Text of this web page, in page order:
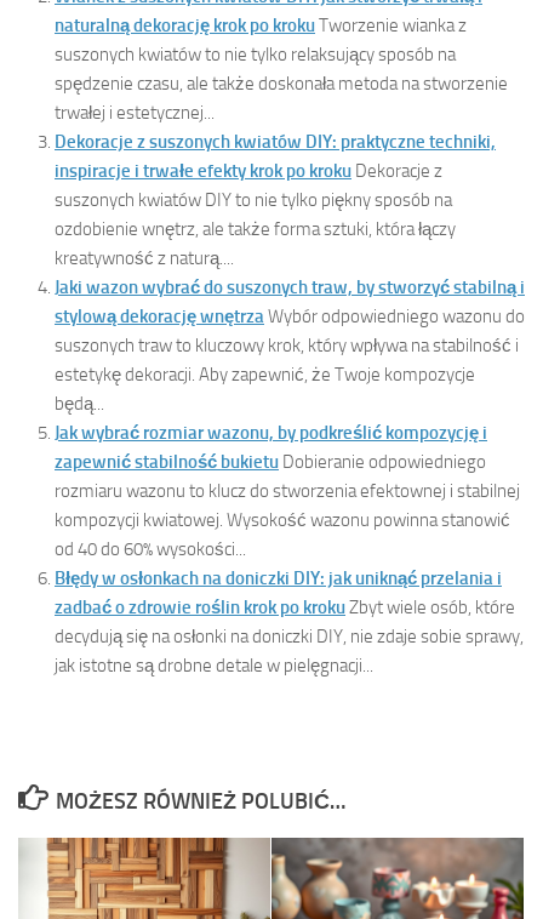
naturalną dekorację krok po krokuTworzenie wianka z
suszonych kwiatów to nie tylko relaksujący sposób na
spędzenie czasu, ale także doskonała metoda na stworzenie
trwałej i estetycznej...
Dekoracje z suszonych kwiatów DIY: praktyczne techniki,
inspiracje i trwałe efekty krok po kroku Dekoracje z
suszonych kwiatów DIY to nie tylko piękny sposób na
ozdobienie wnętrz, ale także forma sztuki, która łączy
kreatywność z naturą....
Jaki wazon wybrać do suszonych traw, by stworzyć stabilną i
stylową dekorację wnętrza Wybór odpowiedniego wazonu do
suszonych traw to kluczowy krok, który wpływa na stabilność i
estetykę dekoracji. Aby zapewnić, że Twoje kompozycje
będą...
Jak wybrać rozmiar wazonu, by podkreślić kompozycję i
zapewnić stabilność bukietu Dobieranie odpowiedniego
rozmiaru wazonu to klucz do stworzenia efektownej i stabilnej
kompozycji kwiatowej. Wysokość wazonu powinna stanowić
od 40 do 60% wysokości...
Błędy w osłonkach na doniczki DIY: jak uniknąć przelania i
zadbać o zdrowie roślin krok po krokuZbyt wiele osób, które
decydują się na osłonki na doniczki DIY, nie zdaje sobie sprawy,
jak istotne są drobne detale w pielęgnacji...
MOŻESZ RÓWNIEŻ POLUBIĆ…